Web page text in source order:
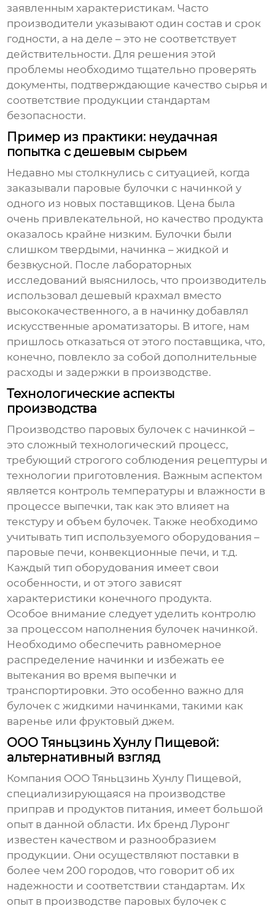
заявленным характеристикам. Часто
производители указывают один состав и срок
годности, а на деле – это не соответствует
действительности. Для решения этой
проблемы необходимо тщательно проверять
документы, подтверждающие качество сырья и
соответствие продукции стандартам
безопасности.
Пример из практики: неудачная
попытка с дешевым сырьем
Недавно мы столкнулись с ситуацией, когда
заказывали паровые булочки с начинкой у
одного из новых поставщиков. Цена была
очень привлекательной, но качество продукта
оказалось крайне низким. Булочки были
слишком твердыми, начинка – жидкой и
безвкусной. После лабораторных
исследований выяснилось, что производитель
использовал дешевый крахмал вместо
высококачественного, а в начинку добавлял
искусственные ароматизаторы. В итоге, нам
пришлось отказаться от этого поставщика, что,
конечно, повлекло за собой дополнительные
расходы и задержки в производстве.
Технологические аспекты
производства
Производство паровых булочек с начинкой –
это сложный технологический процесс,
требующий строгого соблюдения рецептуры и
технологии приготовления. Важным аспектом
является контроль температуры и влажности в
процессе выпечки, так как это влияет на
текстуру и объем булочек. Также необходимо
учитывать тип используемого оборудования –
паровые печи, конвекционные печи, и т.д.
Каждый тип оборудования имеет свои
особенности, и от этого зависят
характеристики конечного продукта.
Особое внимание следует уделить контролю
за процессом наполнения булочек начинкой.
Необходимо обеспечить равномерное
распределение начинки и избежать ее
вытекания во время выпечки и
транспортировки. Это особенно важно для
булочек с жидкими начинками, такими как
варенье или фруктовый джем.
ООО Тяньцзинь Хунлу Пищевой:
альтернативный взгляд
Компания ООО Тяньцзинь Хунлу Пищевой,
специализирующаяся на производстве
приправ и продуктов питания, имеет большой
опыт в данной области. Их бренд Луронг
известен качеством и разнообразием
продукции. Они осуществляют поставки в
более чем 200 городов, что говорит об их
надежности и соответствии стандартам. Их
опыт в производстве паровых булочек с